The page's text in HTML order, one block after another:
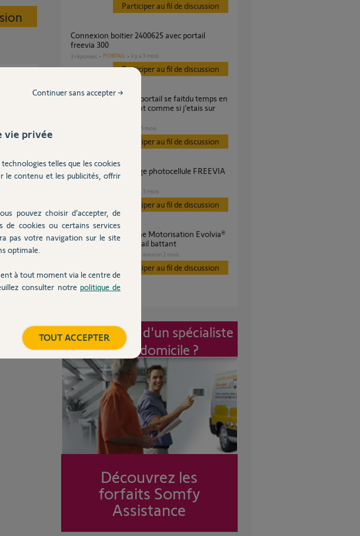
Participer au fil de discussion
connexion boitier 2400625 avec portail
freevia 300
3 réponses PORTAIL il y a 5 mois
Participer au fil de discussion
L’ouverture de mon portail se faitdu temps en
temps tres lentement comme si j’etais sur
il y a 5 mois
Participer au fil de discussion
Problème appareillage photocellule FREEVIA
Essential (400?)
il y a 5 mois
Participer au fil de discussion
Consommation d'une Motorisation Evolvia®
Star à bras pour portail battant
il y a environ 2 mois
Participer au fil de discussion
Intervention d'un spécialiste
à mon domicile ?
Découvrez les
forfaits Somfy
Assistance
vie privée
telles que les cookies
le contenu et les publicités, offrir
pouvez choisir d’accepter, de
cookies ou certains services
pas votre navigation sur le site
optimale.
à tout moment via le centre de
consulter notre politique de
Continuer sans accepter →
TOUT ACCEPTER